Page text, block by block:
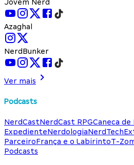
Jovem Nerd
Azaghal
NerdBunker
Ver mais
Podcasts
NerdCastNerdCast RPGCaneca de
ExpedienteNerdologiaNerdTech
ParceiroFrança e o LabirintoT-
Podcasts